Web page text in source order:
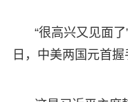
“很高兴又见面
日，中美两国元首握